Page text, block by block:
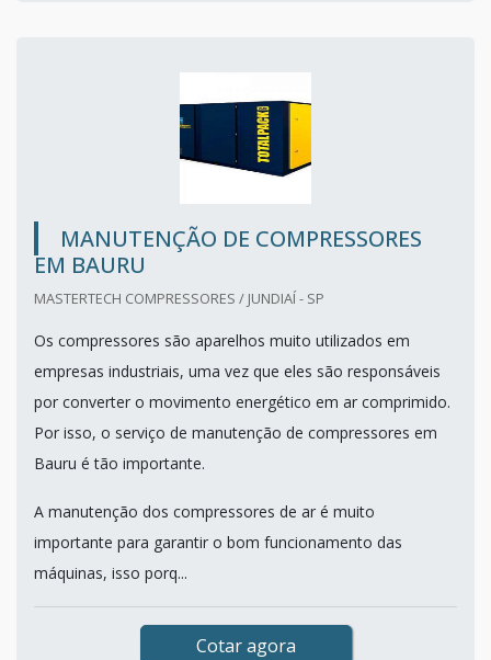
MANUTENÇÃO DE COMPRESSORES
EM BAURU
MASTERTECH COMPRESSORES / JUNDIAÍ - SP
Os compressores são aparelhos muito utilizados em
empresas industriais, uma vez que eles são responsáveis
por converter o movimento energético em ar comprimido.
Por isso, o serviço de manutenção de compressores em
Bauru é tão importante.
A manutenção dos compressores de ar é muito
importante para garantir o bom funcionamento das
máquinas, isso porq...
Cotar agora